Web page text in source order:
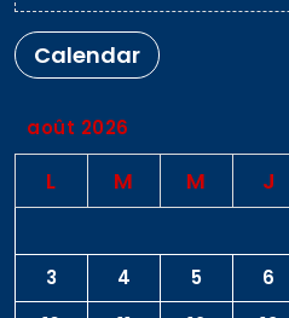
Calendar
août 2026
L M M J
3
4 5 6